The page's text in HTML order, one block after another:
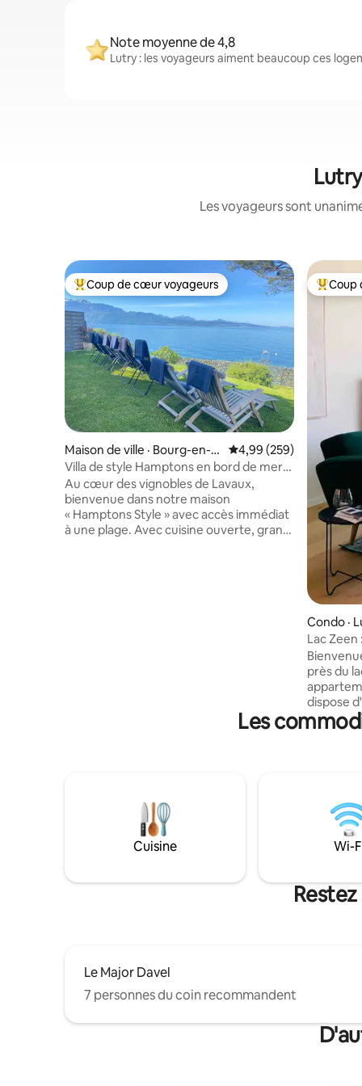
Note moyenne de 4,8
Lutry : les voyageurs aiment beaucoup ces
Les voyageurs sont
Coup de cœur voyageurs parmi les plus aimés
Coup de cœur voyageurs
Maison de ville · Bourg-en-L
avaux
Note moyenne de 4,99
4,99 (259)
Villa de style Hamptons en bord de mer
avec sauna et jacuzzi
Au cœur des vignobles de Lavaux,
bienvenue dans notre maison
« Hamptons Style » avec accès immédiat
à une plage. Avec cuisine ouverte, grand
Coup
Coup
Condo ·
Lac
lac et
près du lac
dispose
sur le lac
sécurisé et gratuit.
coin de
Les
Cuisine Wi-
Le Major Davel
7 personnes du coin recommandent